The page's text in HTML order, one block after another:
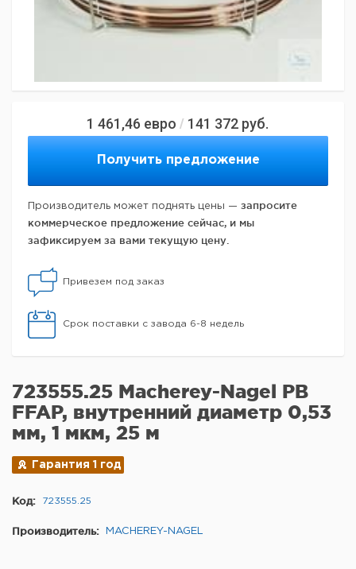
1 461,46 евро / 141 372 руб.
Получить предложение
Производитель может поднять цены — запросите
коммерческое предложение сейчас, и мы
зафиксируем за вами текущую цену.
Привезем под заказ
Срок поставки с завода 6-8 недель
723555.25 Macherey-Nagel PB
FFAP, внутренний диаметр 0,53
мм, 1 мкм, 25 м
Гарантия 1 год
Код: 723555.25
Производитель: MACHEREY-NAGEL